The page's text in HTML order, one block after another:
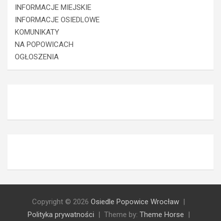
INFORMACJE MIEJSKIE
INFORMACJE OSIEDLOWE
KOMUNIKATY
NA POPOWICACH
OGŁOSZENIA
Copyright © 2026 Osiedle Popowice Wrocław
Polityka prywatności
Theme by: Theme Horse